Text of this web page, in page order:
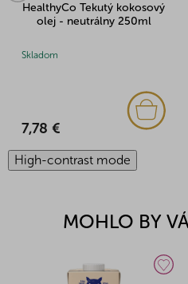
HealthyCo Tekutý kokosový
olej - neutrálny 250ml
Skladom
7,78 €
High-contrast mode
MOHLO BY